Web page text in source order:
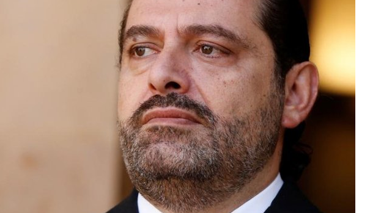
سی‌ان‌ان: ارتش آمریکا در پی راهی برای خروج از جنگ با ایران است
بقائی: پیش از آنکه کسی بتواند ادعای غنائم جنگی کند، ابتدا باید در جنگ پیروز شده باشد
بیانیه نیروهای مسلح یمن در پاسخ به تجاوزات آل سعود/ تاکید بر اجرای معادلات «محاصره در برابر